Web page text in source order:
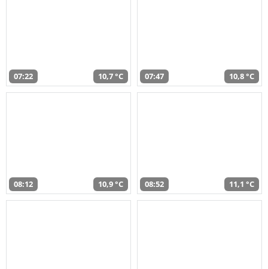
07:22 10,7 °C 07:47 10,8 °C
08:12 10,9 °C 08:52 11,1 °C